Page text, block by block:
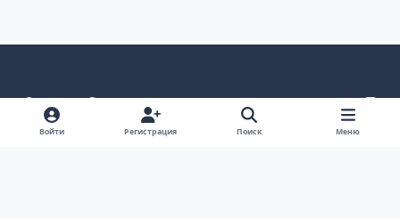
Светлый режим
Темный режим
Как в системе
v
k
Политика конфиденциальности
Войти Регистрация Поиск Меню